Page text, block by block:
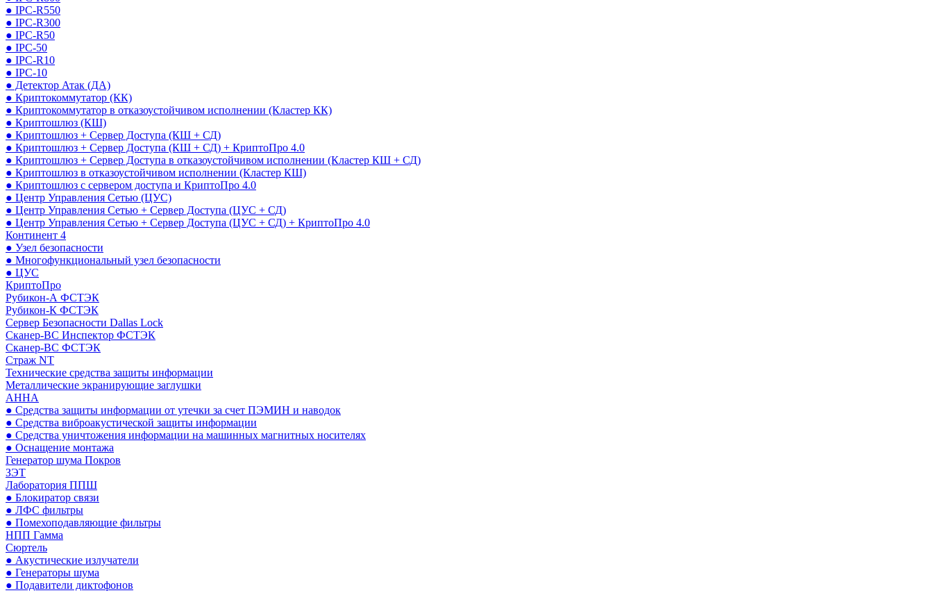
● IPC-R550
● IPC-R300
● IPC-R50
● IPC-50
● IPC-R10
● IPC-10
● Детектор Атак (ДА)
● Криптокоммутатор (КК)
● Криптокоммутатор в отказоустойчивом исполнении (Кластер КК)
● Криптошлюз (КШ)
● Криптошлюз + Сервер Доступа (КШ + СД)
● Криптошлюз + Сервер Доступа (КШ + СД) + КриптоПро 4.0
● Криптошлюз + Сервер Доступа в отказоустойчивом исполнении (Кластер КШ + СД)
● Криптошлюз в отказоустойчивом исполнении (Кластер КШ)
● Криптошлюз с сервером доступа и КриптоПро 4.0
● Центр Управления Сетью (ЦУС)
● Центр Управления Сетью + Сервер Доступа (ЦУС + СД)
● Центр Управления Сетью + Сервер Доступа (ЦУС + СД) + КриптоПро 4.0
Континент 4
● Узел безопасности
● Многофункциональный узел безопасности
● ЦУС
КриптоПро
Рубикон-А ФСТЭК
Рубикон-К ФСТЭК
Сервер Безопасности Dallas Lock
Сканер-ВС Инспектор ФСТЭК
Сканер-ВС ФСТЭК
Страж NT
Технические средства защиты информации
Металлические экранирующие заглушки
АННА
● Средства защиты информации от утечки за счет ПЭМИН и наводок
● Средства виброакустической защиты информации
● Средства уничтожения информации на машинных магнитных носителях
● Оснащение монтажа
Генератор шума Покров
ЗЭТ
Лаборатория ППШ
● Блокиратор связи
● ЛФС фильтры
● Помехоподавляющие фильтры
НПП Гамма
Сюртель
● Акустические излучатели
● Генераторы шума
● Подавители диктофонов